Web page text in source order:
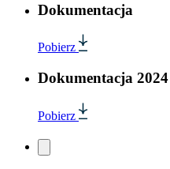
Dokumentacja
Pobierz
Dokumentacja 2024
Pobierz